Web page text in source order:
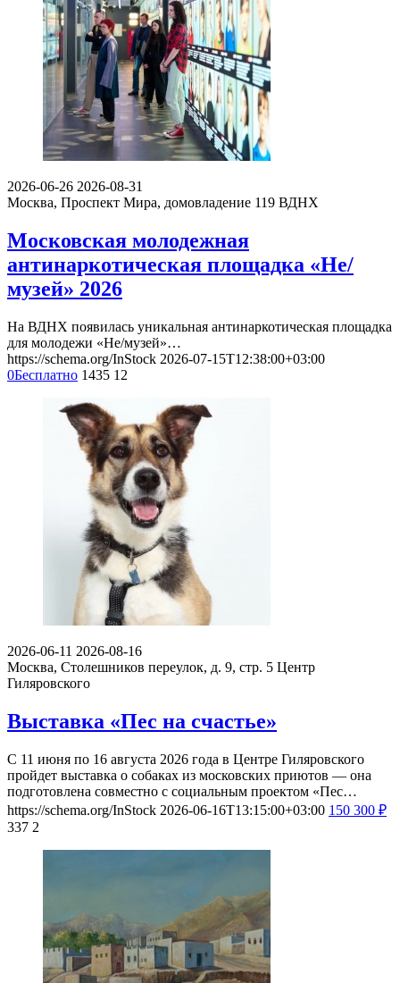
2026-06-26 2026-08-31
Москва, Проспект Мира, домовладение 119 ВДНХ
Московская молодежная
антинаркотическая площадка «Не/
музей» 2026
На ВДНХ появилась уникальная антинаркотическая площадка
для молодежи «Не/музей»…
https://schema.org/InStock 2026-07-15T12:38:00+03:00
0Бесплатно 1435 12
2026-06-11 2026-08-16
Москва, Столешников переулок, д. 9, стр. 5 Центр
Гиляровского
Выставка «Пес на счастье»
С 11 июня по 16 августа 2026 года в Центре Гиляровского
пройдет выставка о собаках из московских приютов — она
подготовлена совместно с социальным проектом «Пес…
https://schema.org/InStock 2026-06-16T13:15:00+03:00 150 300 ₽
337 2